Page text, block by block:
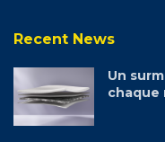
Recent News
Un
chaque